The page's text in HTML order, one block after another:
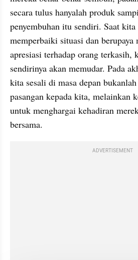
secara tulus hanyalah produk
penyembuhan itu sendiri. Saat
memperbaiki situasi dan
apresiasi terhadap orang terkasih,
sendirinya akan memudar. Pada
kita sesali di masa depan
pasangan kepada kita, melainkan
untuk menghargai kehadiran
bersama.
ADVERTISEMENT